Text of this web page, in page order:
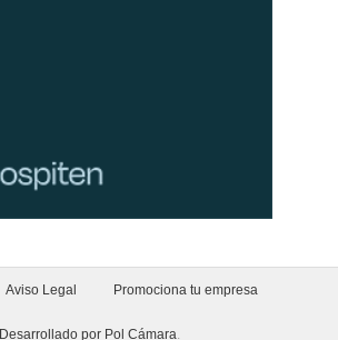
Aviso Legal Promociona tu empresa
Desarrollado por Pol Cámara.